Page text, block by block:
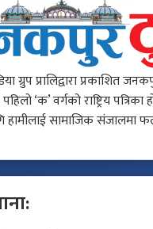
ग्रुप प्रालिद्वारा प्रकाशित
‘क’ वर्गको राष्ट्रिय पत्रिका
हामीलाई सामाजिक संजालमा